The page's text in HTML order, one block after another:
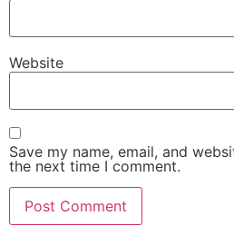
Website
Save my name, email, and
the next time I comment.